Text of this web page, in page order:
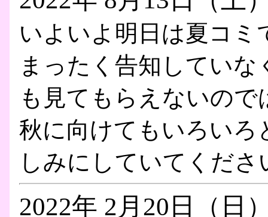
いよいよ明日は夏コミ
まったく告知してい
も見てもらえないの
秋に向けてもいろいろ
しみにしていてくださ
2022年 2月20日（日